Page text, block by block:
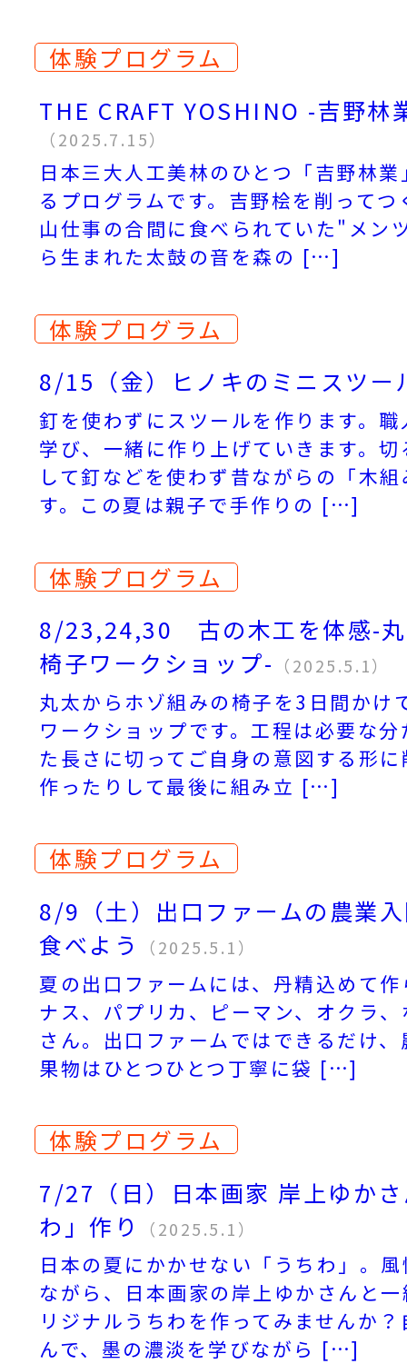
体験プログラム
THE CRAFT YOSHINO -吉野林
（2025.7.15）
日本三大人工美林のひとつ「吉野林
るプログラムです。吉野桧を削って
山仕事の合間に食べられていた"メン
ら生まれた太鼓の音を森の […]
体験プログラム
8/15（金）ヒノキのミニスツー
釘を使わずにスツールを作ります。
学び、一緒に作り上げていきます。
して釘などを使わず昔ながらの「木
す。この夏は親子で手作りの […]
体験プログラム
8/23,24,30 古の木工を体感-丸
椅子ワークショップ-
（2025.5.1）
丸太からホゾ組みの椅子を3日間かけ
ワークショップです。工程は必要な
た長さに切ってご自身の意図する形
作ったりして最後に組み立 […]
体験プログラム
8/9（土）出口ファームの農業
食べよう
（2025.5.1）
夏の出口ファームには、丹精込めて
ナス、パプリカ、ピーマン、オクラ
さん。出口ファームではできるだけ
果物はひとつひとつ丁寧に袋 […]
体験プログラム
7/27（日）日本画家 岸上ゆか
わ」作り
（2025.5.1）
日本の夏にかかせない「うちわ」。
ながら、日本画家の岸上ゆかさんと
リジナルうちわを作ってみませんか
んで、墨の濃淡を学びながら […]